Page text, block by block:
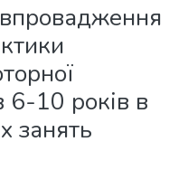
6-10 років в
занять